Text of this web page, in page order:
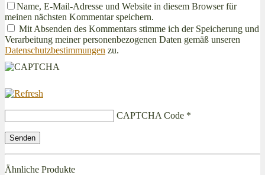
Name, E-Mail-Adresse und Website in diesem Browser für
meinen nächsten Kommentar speichern.
Mit Absenden des Kommentars stimme ich der Speicherung und
Verarbeitung meiner personenbezogenen Daten gemäß unseren
Datenschutzbestimmungen zu.
CAPTCHA Code *
Ähnliche Produkte